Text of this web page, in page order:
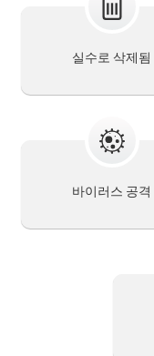
실수로 삭제됨
바이러스 공격